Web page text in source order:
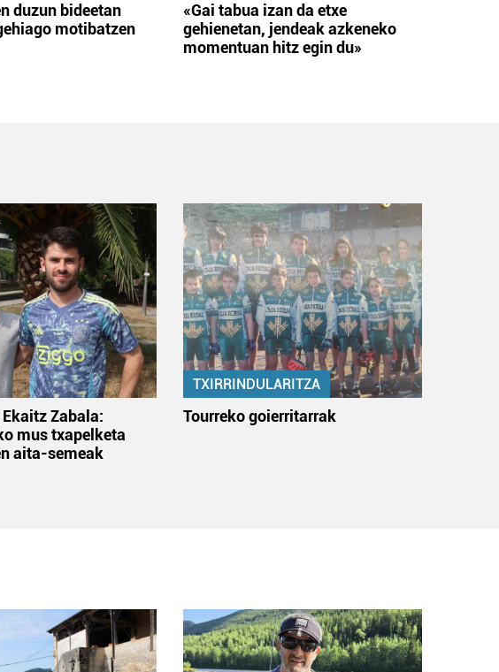
duzun bideetan
motibatzen
«Gai tabua izan da etxe
gehienetan, jendeak azkeneko
momentuan hitz egin du»
Zabala:
mus txapelketa
aita-semeak
TXIRRINDULARITZA
Tourreko goierritarrak